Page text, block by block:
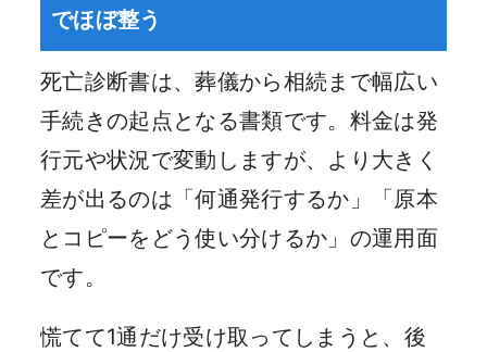
でほぼ整う
死亡診断書は、葬儀から相続まで幅広い
手続きの起点となる書類です。料金は発
行元や状況で変動しますが、より大きく
差が出るのは「何通発行するか」「原本
とコピーをどう使い分けるか」の運用面
です。
慌てて1通だけ受け取ってしまうと、後